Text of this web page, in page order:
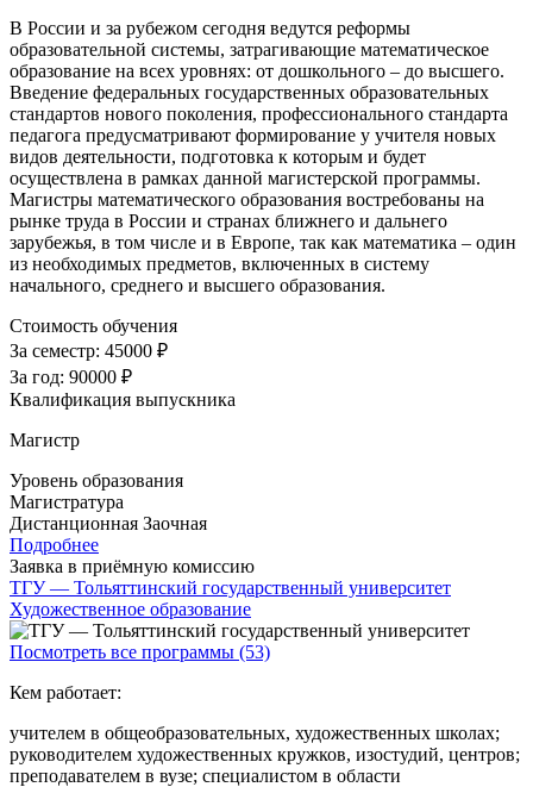
В России и за рубежом сегодня ведутся реформы
образовательной системы, затрагивающие математическое
образование на всех уровнях: от дошкольного – до высшего.
Введение федеральных государственных образовательных
стандартов нового поколения, профессионального стандарта
педагога предусматривают формирование у учителя новых
видов деятельности, подготовка к которым и будет
осуществлена в рамках данной магистерской программы.
Магистры математического образования востребованы на
рынке труда в России и странах ближнего и дальнего
зарубежья, в том числе и в Европе, так как математика – один
из необходимых предметов, включенных в систему
начального, среднего и высшего образования.
Стоимость обучения
За семестр: 45000 ₽
За год: 90000 ₽
Квалификация выпускника
Магистр
Уровень образования
Магистратура
Дистанционная Заочная
Подробнее
Заявка в приёмную комиссию
ТГУ — Тольяттинский государственный университет
Художественное образование
Посмотреть все программы (53)
Кем работает:
учителем в общеобразовательных, художественных школах;
руководителем художественных кружков, изостудий, центров;
преподавателем в вузе; специалистом в области